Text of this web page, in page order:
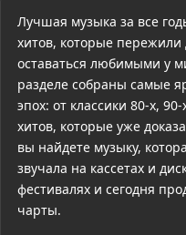
Лучшая музыка за все
хитов, которые
оставаться любимыми у
разделе собраны самые
эпох: от классики 80-х,
хитов, которые уже
вы найдете музыку,
звучала на кассетах и
фестивалях и сегодня
чарты.